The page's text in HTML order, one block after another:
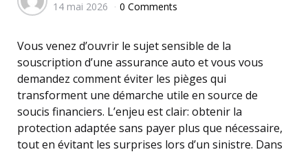
by
14 mai 2026
0 Comments
Vous venez d’ouvrir le sujet sensible de la
souscription d’une assurance auto et vous vous
demandez comment éviter les pièges qui
transforment une démarche utile en source de
soucis financiers. L’enjeu est clair: obtenir la
protection adaptée sans payer plus que nécessaire,
tout en évitant les surprises lors d’un sinistre. Dans